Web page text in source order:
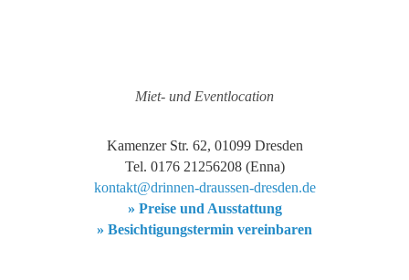
Miet- und Eventlocation
Kamenzer Str. 62, 01099 Dresden
Tel. 0176 21256208 (Enna)
kontakt@drinnen-draussen-dresden.de
» Preise und Ausstattung
» Besichtigungstermin vereinbaren